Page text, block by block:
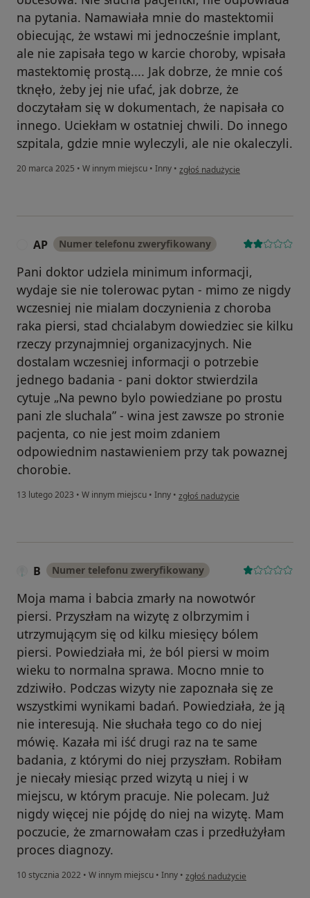
na pytania. Namawiała mnie do mastektomii
obiecując, że wstawi mi jednocześnie implant,
ale nie zapisała tego w karcie choroby, wpisała
mastektomię prostą.... Jak dobrze, że mnie coś
tknęło, żeby jej nie ufać, jak dobrze, że
doczytałam się w dokumentach, że napisała co
innego. Uciekłam w ostatniej chwili. Do innego
szpitala, gdzie mnie wyleczyli, ale nie okaleczyli.
20 marca 2025 • W innym miejscu • Inny • w opinii użytkownika EM-i
zgłoś nadużycie
AP Numer telefonu zweryfikowany
Pani doktor udziela minimum informacji,
wydaje sie nie tolerowac pytan - mimo ze nigdy
wczesniej nie mialam doczynienia z choroba
raka piersi, stad chcialabym dowiedziec sie kilku
rzeczy przynajmniej organizacyjnych. Nie
dostalam wczesniej informacji o potrzebie
jednego badania - pani doktor stwierdzila
cytuje „Na pewno bylo powiedziane po prostu
pani zle sluchala” - wina jest zawsze po stronie
pacjenta, co nie jest moim zdaniem
odpowiednim nastawieniem przy tak powaznej
chorobie.
13 lutego 2023 • W innym miejscu • Inny • w opinii użytkownika AP
zgłoś nadużycie
B Numer telefonu zweryfikowany
Moja mama i babcia zmarły na nowotwór
piersi. Przyszłam na wizytę z olbrzymim i
utrzymującym się od kilku miesięcy bólem
piersi. Powiedziała mi, że ból piersi w moim
wieku to normalna sprawa. Mocno mnie to
zdziwiło. Podczas wizyty nie zapoznała się ze
wszystkimi wynikami badań. Powiedziała, że ją
nie interesują. Nie słuchała tego co do niej
mówię. Kazała mi iść drugi raz na te same
badania, z którymi do niej przyszłam. Robiłam
je niecały miesiąc przed wizytą u niej i w
miejscu, w którym pracuje. Nie polecam. Już
nigdy więcej nie pójdę do niej na wizytę. Mam
poczucie, że zmarnowałam czas i przedłużyłam
proces diagnozy.
10 stycznia 2022 • W innym miejscu • Inny • w opinii użytkownika B
zgłoś nadużycie